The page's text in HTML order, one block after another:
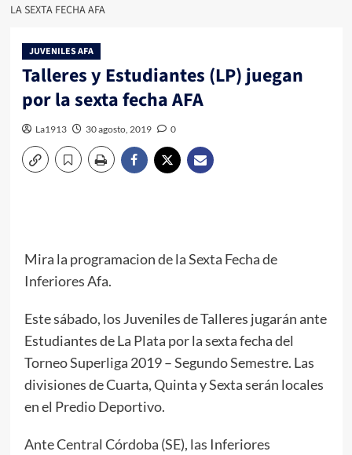
LA SEXTA FECHA AFA
JUVENILES AFA
Talleres y Estudiantes (LP) juegan
por la sexta fecha AFA
La1913 30 agosto, 2019 0
Mira la programacion de la Sexta Fecha de
Inferiores Afa.
Este sábado, los Juveniles de Talleres jugarán ante
Estudiantes de La Plata por la sexta fecha del
Torneo Superliga 2019 – Segundo Semestre. Las
divisiones de Cuarta, Quinta y Sexta serán locales
en el Predio Deportivo.
Ante Central Córdoba (SE), las Inferiores